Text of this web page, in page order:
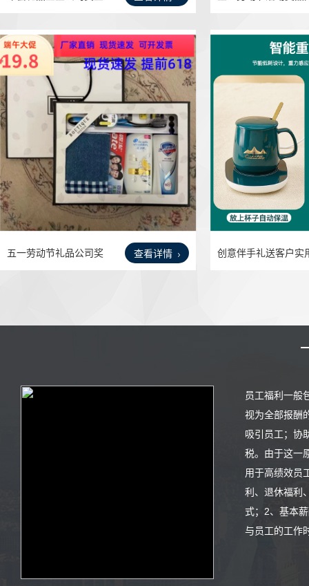
查看详情
五一劳动节礼品公司奖
品实
创意伴手礼送客户实
员工福利一般
视为全部报酬
吸引员工；协
税。由于这一
用于高绩效员
利、退休福利
式；2、基本
与员工的工作